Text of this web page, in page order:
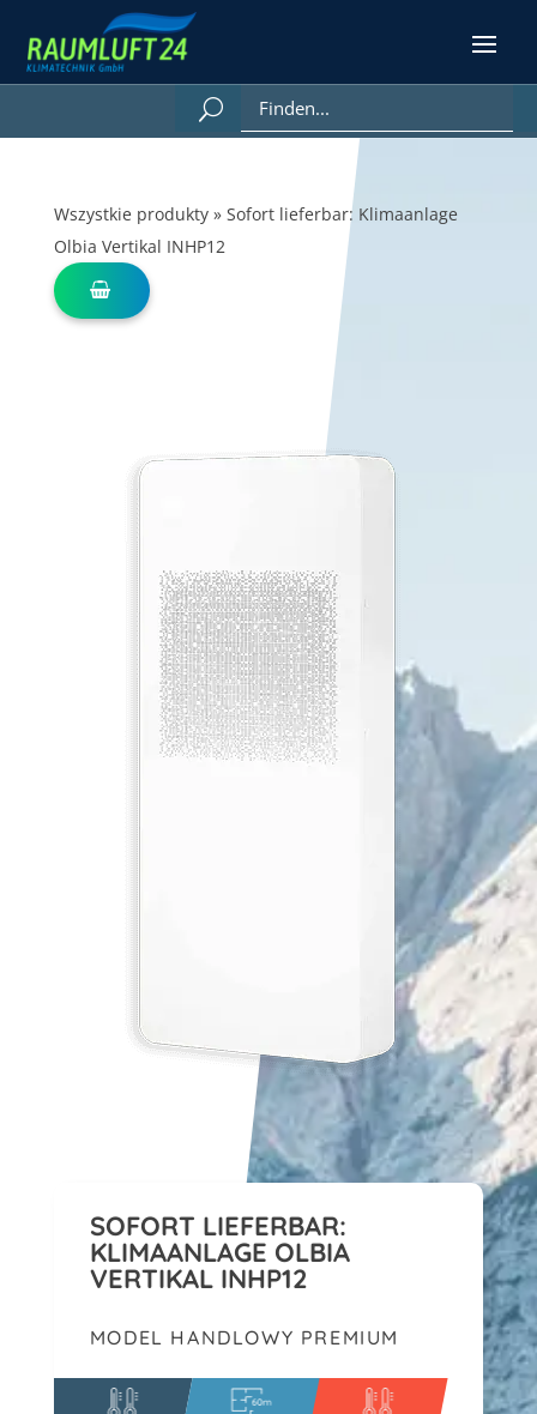
Wszystkie produkty» Sofort lieferbar: Klimaanlage
Olbia Vertikal INHP12
SOFORT LIEFERBAR:
KLIMAANLAGE OLBIA
VERTIKAL INHP12
MODEL HANDLOWY PREMIUM